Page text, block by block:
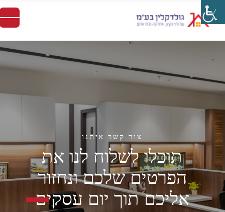
תוכלולשלוח לנו את
הפרטיםשלכםונחזור
אליכםתוךיום עסקים
צור קשר איתנו